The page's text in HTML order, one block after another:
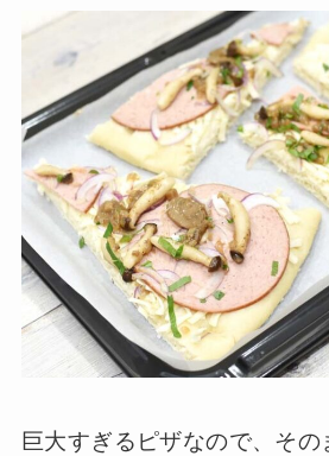
巨大すぎるピザなので、そ